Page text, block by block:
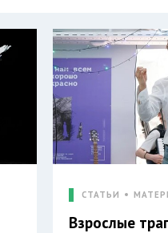
СТАТЬИ
Взрослые